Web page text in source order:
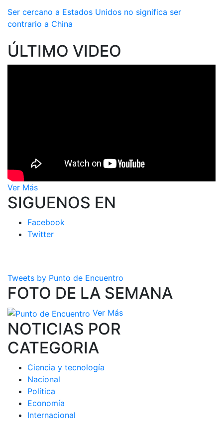
Ser cercano a Estados Unidos no significa ser
contrario a China
ÚLTIMO VIDEO
Ver Más
SIGUENOS EN
Facebook
Twitter
Tweets by Punto de Encuentro
FOTO DE LA SEMANA
Ver Más
NOTICIAS POR
CATEGORIA
Ciencia y tecnología
Nacional
Política
Economía
Internacional